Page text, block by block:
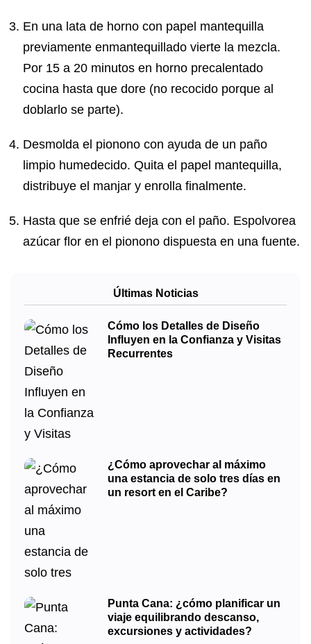
En una lata de horno con papel mantequilla
previamente enmantequillado vierte la mezcla.
Por 15 a 20 minutos en horno precalentado
cocina hasta que dore (no recocido porque al
doblarlo se parte).
Desmolda el pionono con ayuda de un paño
limpio humedecido. Quita el papel mantequilla,
distribuye el manjar y enrolla finalmente.
Hasta que se enfrié deja con el paño. Espolvorea
azúcar flor en el pionono dispuesta en una fuente.
Últimas Noticias
Cómo los Detalles de Diseño
Influyen en la Confianza y Visitas
Recurrentes
¿Cómo aprovechar al máximo
una estancia de solo tres días en
un resort en el Caribe?
Punta Cana: ¿cómo planificar un
viaje equilibrando descanso,
excursiones y actividades?